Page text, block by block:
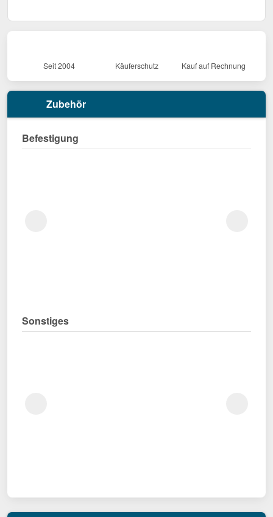
Seit 2004 Käuferschutz Kauf auf Rechnung
Zubehör
Befestigung
Sonstiges